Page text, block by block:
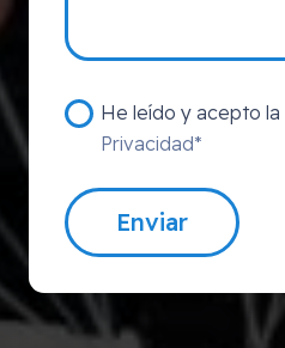
He leído y acepto la
Privacidad*